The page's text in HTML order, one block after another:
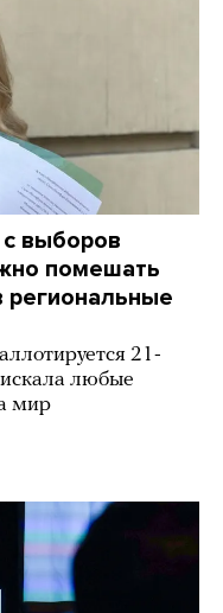
выборов
помешать
региональные
21-
любые
мир